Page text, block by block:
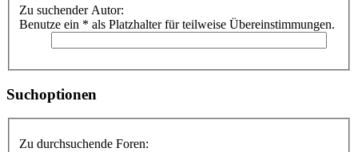
Zu suchender Autor:
Benutze ein * als Platzhalter für teilweise Übereinstimmungen.
Suchoptionen
Zu durchsuchende Foren: